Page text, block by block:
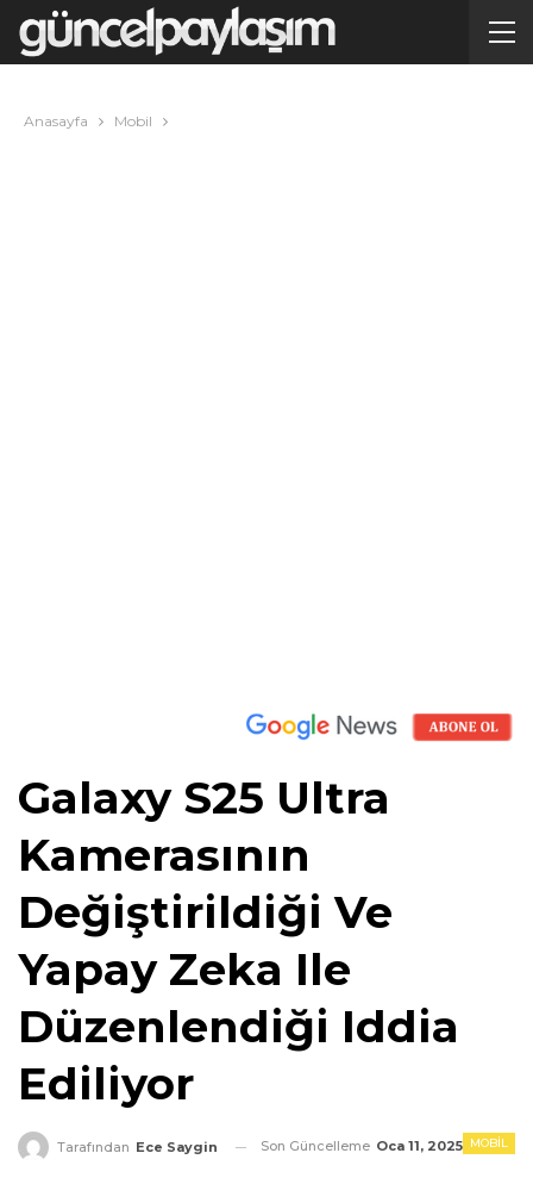
Anasayfa Mobil
Galaxy S25 Ultra
Kamerasının
Değiştirildiği Ve
Yapay Zeka Ile
Düzenlendiği Iddia
Ediliyor
MOBIL
Tarafından Ece Saygin Son Güncelleme Oca 11, 2025